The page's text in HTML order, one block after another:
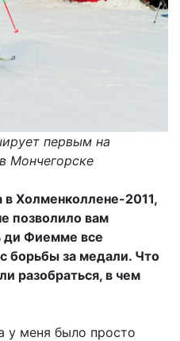
первым на
Мончегорске
Холменколлене-2011,
позволило вам
ди Фиемме все
борьбы за медали. Что
разобраться, в чем
у меня было просто